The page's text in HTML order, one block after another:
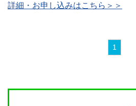
詳細・お申し込みはこちら＞＞
1